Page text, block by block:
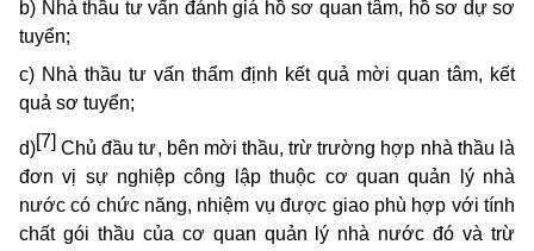
b) Nhà thầu tư vấn đánh giá hồ sơ quan tâm, hồ sơ dự sơ
tuyển;
c) Nhà thầu tư vấn thẩm định kết quả mời quan tâm, kết
quả sơ tuyển;
d)[7] Chủ đầu tư, bên mời thầu, trừ trường hợp nhà thầu là
đơn vị sự nghiệp công lập thuộc cơ quan quản lý nhà
nước có chức năng, nhiệm vụ được giao phù hợp với tính
chất gói thầu của cơ quan quản lý nhà nước đó và trừ